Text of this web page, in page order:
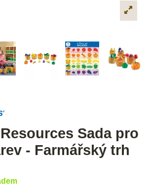
Sada pro
- Farmářský trh